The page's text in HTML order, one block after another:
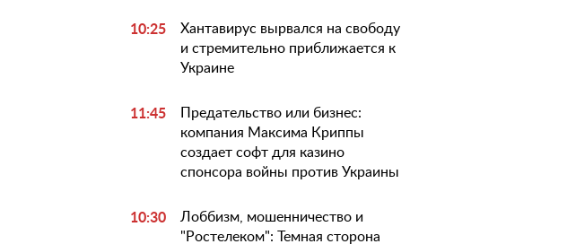
10:25
Хантавирус вырвался на свободу
и стремительно приближается к
Украине
11:45
Предательство или бизнес:
компания Максима Криппы
создает софт для казино
спонсора войны против Украины
10:30
Лоббизм, мошенничество и
"Ростелеком": Темная сторона